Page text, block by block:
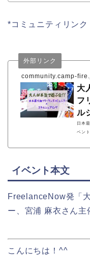
*コミュニティリン
community.camp-
外部リンク
大
フ
ル
日本
ベン
なが
イベント本文
FreelanceNow発「
ー、宮浦 麻衣さん主
こんにちは！^^